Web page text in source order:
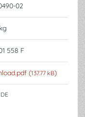
02
558 F
(137.77 kB)